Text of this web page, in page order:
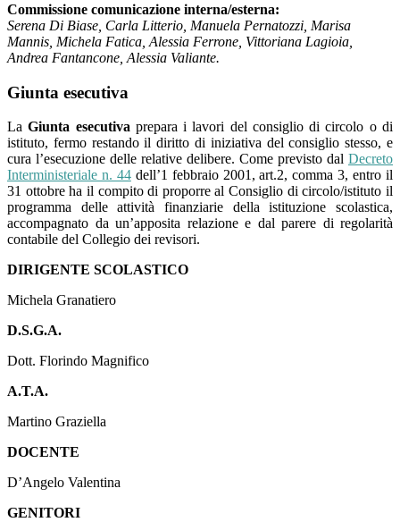
Commissione comunicazione interna/esterna:
Serena Di Biase, Carla Litterio, Manuela Pernatozzi, Marisa
Mannis, Michela Fatica, Alessia Ferrone, Vittoriana Lagioia,
Andrea Fantancone, Alessia Valiante.
Giunta esecutiva
LaGiunta esecutiva prepara i lavori del consiglio di circolo o di
istituto, fermo restando il diritto di iniziativa del consiglio stesso, e
cura l’esecuzione delle relative delibere. Come previsto dal Decreto
Interministeriale n. 44dell’1 febbraio 2001, art.2, comma 3, entro il
31 ottobre ha il compito di proporre al Consiglio di circolo/istituto il
programma delle attività finanziarie della istituzione scolastica,
accompagnato da un’apposita relazione e dal parere di regolarità
contabile del Collegio dei revisori.
DIRIGENTE SCOLASTICO
Michela Granatiero
D.S.G.A.
Dott. Florindo Magnifico
A.T.A.
Martino Graziella
DOCENTE
D’Angelo Valentina
GENITORI